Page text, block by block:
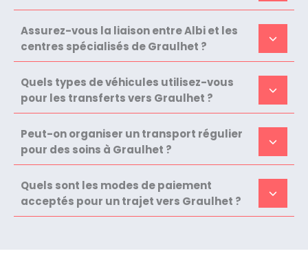
Assurez-vous la liaison entre Albi et les
centres spécialisés de Graulhet ?
Quels types de véhicules utilisez-vous
pour les transferts vers Graulhet ?
Peut-on organiser un transport régulier
pour des soins à Graulhet ?
Quels sont les modes de paiement
acceptés pour un trajet vers Graulhet ?